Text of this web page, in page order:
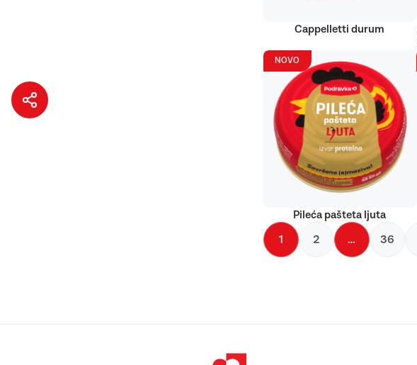
Cappelletti durum
NOVO
Pileća pašteta ljuta
1 2 … 36